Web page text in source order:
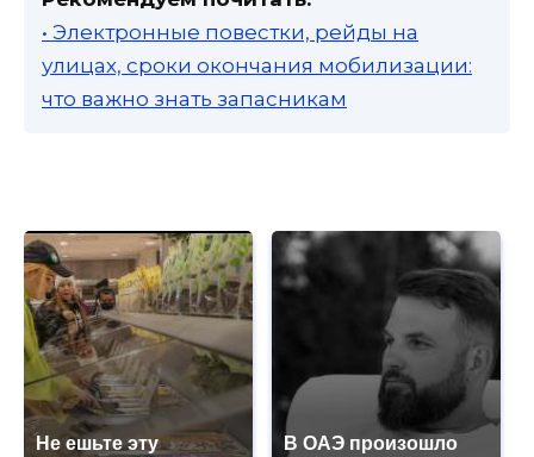
• Электронные повестки, рейды на
улицах, сроки окончания мобилизации:
что важно знать запасникам
Не ешьте эту В ОАЭ произошло